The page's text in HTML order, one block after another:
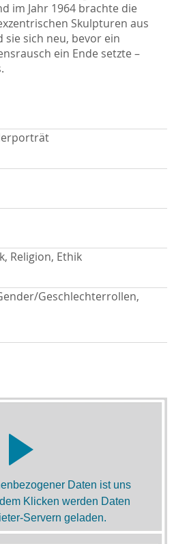
im Jahr 1964 brachte die
Skulpturen aus
sie sich neu, bevor ein
ein Ende setzte –
Religion, Ethik
Geschlechterrollen,
Daten ist uns
Klicken werden Daten
Servern geladen.